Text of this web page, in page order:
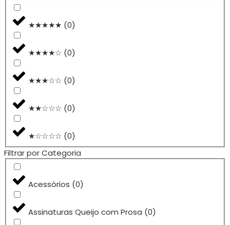
★★★★★ (0)
★★★★☆ (0)
★★★☆☆ (0)
★★☆☆☆ (0)
★☆☆☆☆ (0)
Filtrar por Categoria
Acessórios (0)
Assinaturas Queijo com Prosa (0)